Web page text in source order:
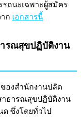
ถนะเฉพาะผู้สมัคร
ก เอกสารนี้
รณสุขปฏิบัติงาน
องสำนักงานปลัด
าธารณสุขปฏิบัติงาน
ซึ่งโดยทั่วไป